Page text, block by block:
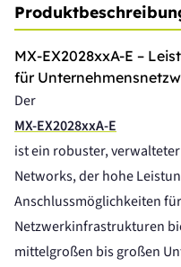
MX-EX2028xxA-E –
für
Der
MX-EX2028xxA-E
ist ein robuster,
Networks, der hohe
Anschlussmöglichkeiten
Netzwerkinfrastrukturen
mittelgroßen bis großen